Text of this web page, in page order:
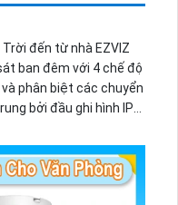
đến từ nhà EZVIZ
ban đêm với 4 chế độ
phân biệt các chuyển
bởi đầu ghi hình IP